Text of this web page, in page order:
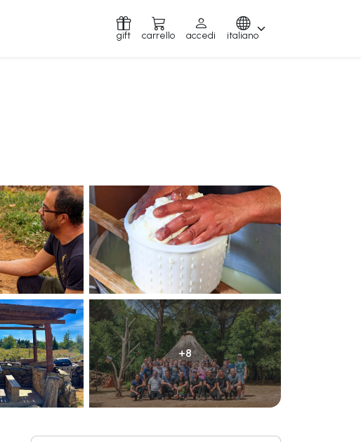
gift carrello accedi italiano
+8